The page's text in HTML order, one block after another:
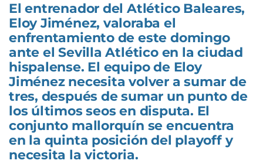
El entrenador del Atlético Baleares,
Eloy Jiménez, valoraba el
enfrentamiento de este domingo
ante el Sevilla Atlético en la ciudad
hispalense. El equipo de Eloy
Jiménez necesita volver a sumar de
tres, después de sumar un punto de
los últimos seos en disputa. El
conjunto mallorquín se encuentra
en la quinta posición del playoff y
necesita la victoria.